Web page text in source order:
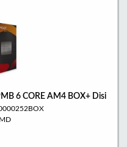
6 CORE AM4 BOX+ Disi